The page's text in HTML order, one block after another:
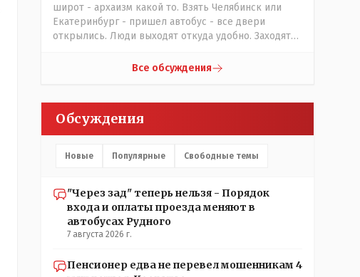
широт - архаизм какой то. Взять Челябинск или
Екатеринбург - пришел автобус - все двери
открылись. Люди выходят откуда удобно. Заходят
каждой двери есть валидатор), либо кондуктор
Кондуктор - помимо удобства - несомненно
рабочие места. Сколько людей можно
трудоустроить? Но зачем, когда водитель должен и
на дорогу смотреть, и оплату контролировать , и (в
нас прогресс почему-то идет с регрессом рука об
руку. Любую хорошую задумку умудряемся
похерить(
Все обсуждения
Обсуждения
Новые Популярные Свободные темы
"Через зад" теперь нельзя - Порядок
входа и оплаты проезда меняют в
автобусах Рудного
7 августа 2026 г.
Пенсионер едва не перевел мошенникам 4